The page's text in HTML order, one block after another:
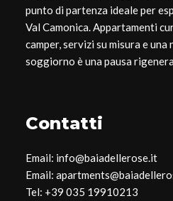
punto di partenza ideale per
Val Camonica. Appartamenti
camper, servizi su misura e
soggiorno è una pausa
Contatti
Email: info@baiadellerose.it
Email:
Tel: +39 035 19910213